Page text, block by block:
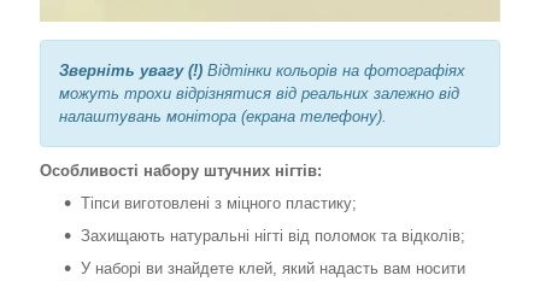
Зверніть увагу (!) Відтінки кольорів на фотографіях
можуть трохи відрізнятися від реальних залежно від
налаштувань монітора (екрана телефону).
Особливості набору штучних нігтів:
Тіпси виготовлені з міцного пластику;
Захищають натуральні нігті від поломок та відколів;
У наборі ви знайдете клей, який надасть вам носити